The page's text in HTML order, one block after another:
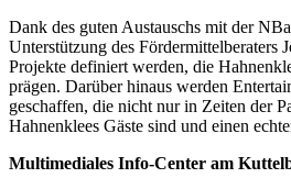
Dank des guten Austauschs mit der
Unterstützung des Fördermittelberaters
Projekte definiert werden, die
prägen. Darüber hinaus werden
geschaffen, die nicht nur in Zeiten der
Hahnenklees Gäste sind und einen
Multimediales Info-Center am